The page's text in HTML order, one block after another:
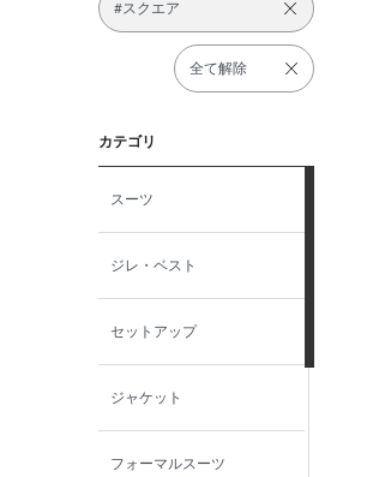
#スクエア
全て解除
カテゴリ
スーツ
ジレ・ベスト
セットアップ
ジャケット
フォーマルスーツ